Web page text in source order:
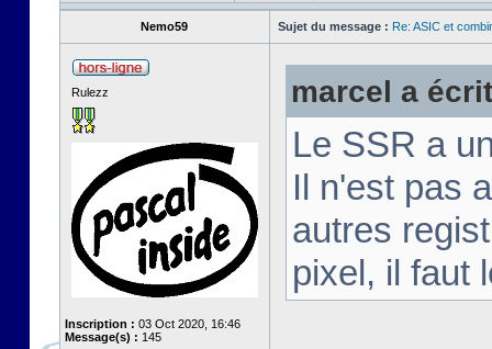
Nemo59 Sujet du message : Re: ASIC et
Rulezz
Inscription : 03 Oct 2020, 16:46
Message(s) : 145
marcel a
Le SSR a
Il n'est pas
autres
pixel, il faut